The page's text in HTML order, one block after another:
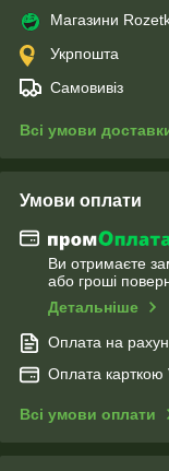
Магазини
Укрпошта
Самовивіз
Всі умови
Умови оплати
Ви отримаєте
або гроші
Детальніше
Оплата на
Оплата
Всі умови оплати